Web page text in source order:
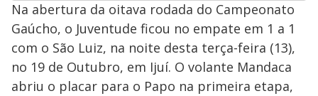
Na abertura da oitava rodada do Campeonato
Gaúcho, o Juventude ficou no empate em 1 a 1
com o São Luiz, na noite desta terça-feira (13),
no 19 de Outubro, em Ijuí. O volante Mandaca
abriu o placar para o Papo na primeira etapa,